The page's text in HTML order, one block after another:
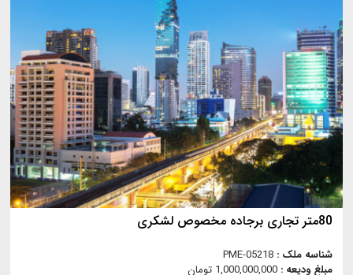
80متر تجاری برجاده مخصوص لشکری
شناسه ملک : PME-05218
مبلغ ودیعه : 1,000,000,000 تومان